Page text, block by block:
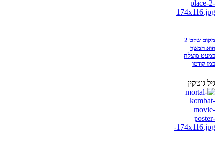
מקום שקט 2
הוא המשך
כמעט מוצלח
כמו קודמו
גיל גוטקין